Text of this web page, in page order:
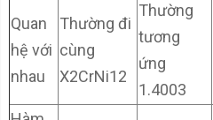
Quan
hệ với
nhau
Thường đi
cùng
X2CrNi12
Thường
tương
ứng
1.4003